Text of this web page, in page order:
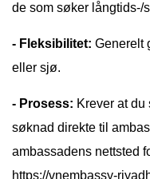
de som søker långtids-/
- Fleksibilitet: Generelt
eller sjø.
- Prosess: Krever at
søknad direkte til
ambassadens nettsted
https://vnembassy-